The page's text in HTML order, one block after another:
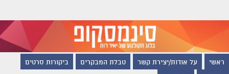
ראשי על אודות/יצירת קשר טבלת המבקרים ביקורות סרטים